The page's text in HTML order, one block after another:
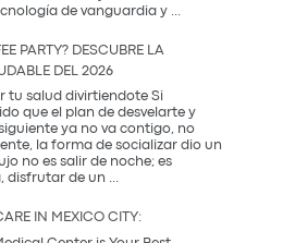
de vanguardia y
y
la
Tradición
PARTY? DESCUBRE LA
DEL 2026
tu salud divirtiendote Si
que el plan de desvelarte y
ya no va contigo, no
la forma de socializar dio un
no es salir de noche; es
disfrutar de un ...
una
IN MEXICO CITY: